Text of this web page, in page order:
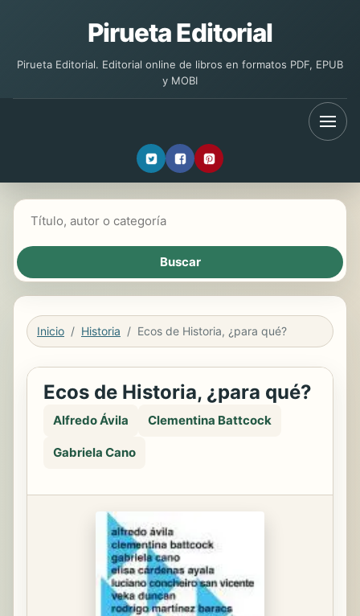
Pirueta Editorial
Pirueta Editorial. Editorial online de libros en formatos PDF, EPUB
y MOBI
Inicio Historia Ecos de Historia, ¿para qué?
Ecos de Historia, ¿para qué?
Alfredo Ávila Clementina Battcock
Gabriela Cano